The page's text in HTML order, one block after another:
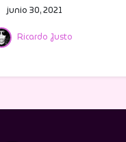
Ricardo Justo
junio 30, 2021